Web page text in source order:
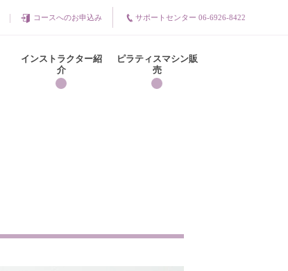
コースへのお申込み サポートセンター 06-6926-8422
インストラクター紹
介
ピラティスマシン販
売